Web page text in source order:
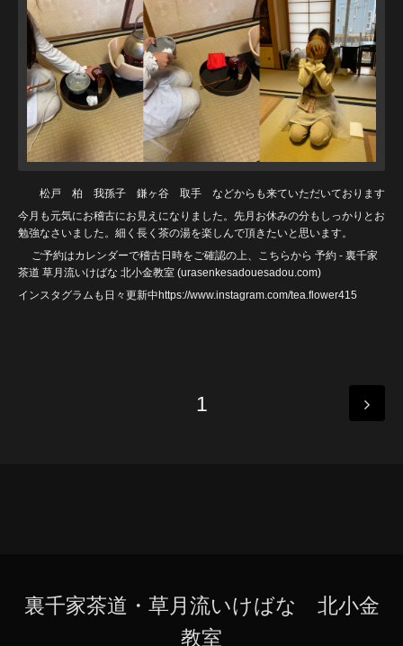
松戸 柏 我孫子 鎌ヶ谷 取手 などからも来ていただいております
今月も元気にお稽古にお見えになりました。先月お休みの分もしっかりとお
勉強なさいました。細く長く茶の湯を楽しんで頂きたいと思います。
ご予約はカレンダーで稽古日時をご確認の上、こちらから 予約 - 裏千家
茶道 草月流いけばな 北小金教室 (urasenkesadouesadou .com)
インスタグラムも日々更新中https://www.instagram.com/tea.flower415
1
裏千家茶道・草月流いけばな 北小金
教室